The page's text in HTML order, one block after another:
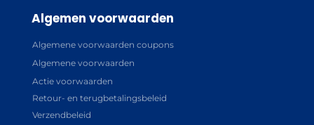
Algemen voorwaarden
Algemene voorwaarden coupons
Algemene voorwaarden
Actie voorwaarden
Retour- en terugbetalingsbeleid
Verzendbeleid